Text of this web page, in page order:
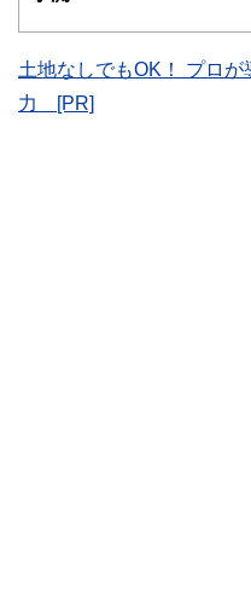
FinancialFieldの特
護士、税理士、宅
ドバイザー、DCプ
土地なしでもOK！ プロ
力 [PR]